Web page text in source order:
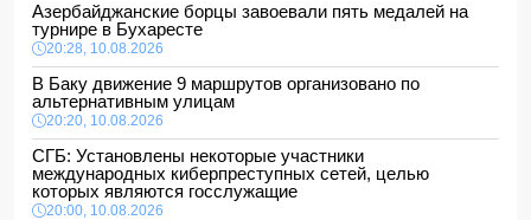
Азербайджанские борцы завоевали пять медалей на
турнире в Бухаресте
20:28, 10.08.2026
В Баку движение 9 маршрутов организовано по
альтернативным улицам
20:20, 10.08.2026
СГБ: Установлены некоторые участники
международных киберпреступных сетей, целью
которых являются госслужащие
20:00, 10.08.2026